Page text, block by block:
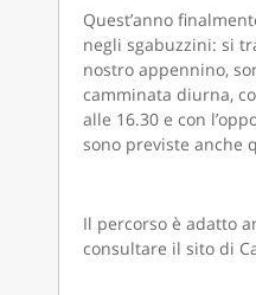
Quest’anno
negli sgabuzzini: si
nostro appennino,
camminata diurna,
alle 16.30 e con
sono previste anche
Il percorso è adatto
consultare il sito di